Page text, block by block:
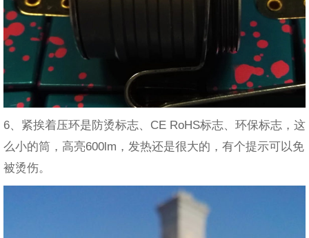
6、紧挨着压环是防烫标志、CE RoHS标志、环保标志，这
么小的筒，高亮600lm，发热还是很大的，有个提示可以免
被烫伤。